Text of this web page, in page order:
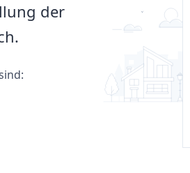
der